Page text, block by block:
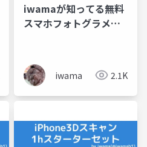
iwamaが知ってる無料
スマホフォトグラメト
iwama 2.1K